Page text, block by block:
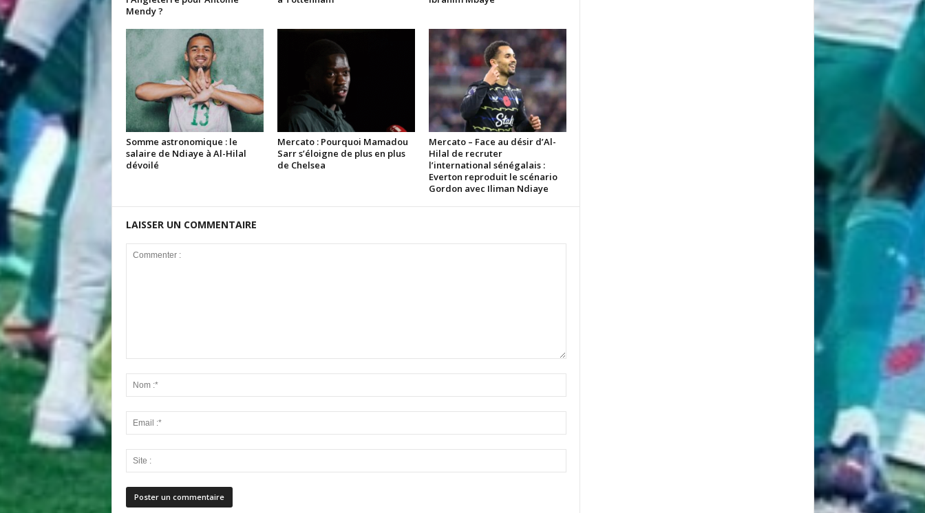
Mendy ?
Somme astronomique : le
salaire de Ndiaye à Al-Hilal
dévoilé
Mercato : Pourquoi Mamadou
Sarr s’éloigne de plus en plus
de Chelsea
Mercato – Face au désir d’Al-
Hilal de recruter
l’international sénégalais :
Everton reproduit le scénario
Gordon avec Iliman Ndiaye
LAISSER UN COMMENTAIRE